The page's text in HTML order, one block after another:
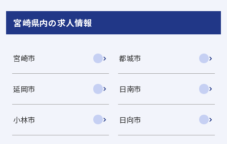
宮崎県内の求人情報
宮崎市 都城市
延岡市 日南市
小林市 日向市